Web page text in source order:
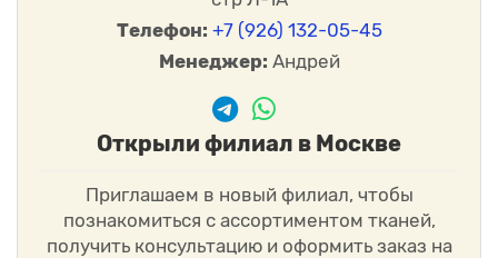
Телефон: +7 (926) 132-05-45
Менеджер: Андрей
Открыли филиал в Москве
Приглашаем в новый филиал, чтобы
познакомиться с ассортиментом тканей,
получить консультацию и оформить заказ на